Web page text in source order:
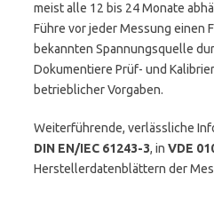
meist alle 12 bis 24 Monate
Führe vor jeder Messung einen
bekannten Spannungsquelle
Dokumentiere Prüf- und
betrieblicher Vorgaben.
Weiterführende, verlässliche
DIN EN/IEC 61243-3, in VDE
Herstellerdatenblättern der